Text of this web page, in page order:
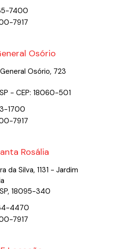
7400
7917
Osório
Osório, 723
- CEP: 18060-501
1700
7917
Rosália
da Silva, 1131 - Jardim
18095-340
4470
7917